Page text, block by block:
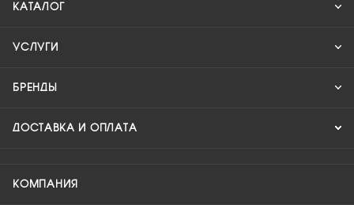
КАТАЛОГ
УСЛУГИ
БРЕНДЫ
ДОСТАВКА И ОПЛАТА
КОМПАНИЯ